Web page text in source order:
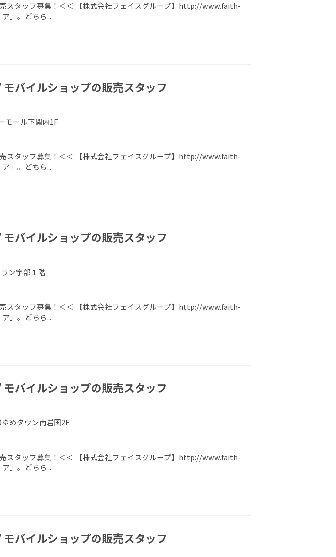
スタッフ募集！＜＜ 【株式会社フェイスグループ】http://www.faith-
」。どちら...
バイルショップの販売スタッフ
モール下関内1F
スタッフ募集！＜＜ 【株式会社フェイスグループ】http://www.faith-
」。どちら...
バイルショップの販売スタッフ
ン宇部１階
スタッフ募集！＜＜ 【株式会社フェイスグループ】http://www.faith-
」。どちら...
バイルショップの販売スタッフ
めタウン南岩国2F
スタッフ募集！＜＜ 【株式会社フェイスグループ】http://www.faith-
」。どちら...
バイルショップの販売スタッフ